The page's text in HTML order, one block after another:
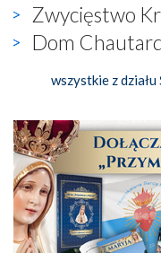
Zwycięstwo
Dom
wszystkie z